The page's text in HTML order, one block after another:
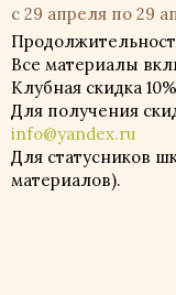
с 29 апреля по 29
Все материалы
Клубная скидка 10%
Для получения
info@yandex.ru
Для статусников
материалов).